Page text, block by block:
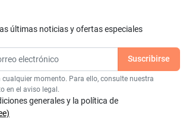
últimas noticias y ofertas especiales
cualquier momento. Para ello, consulte nuestra
en el aviso legal.
generales y la política de